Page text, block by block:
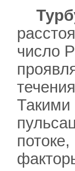
число
Такими